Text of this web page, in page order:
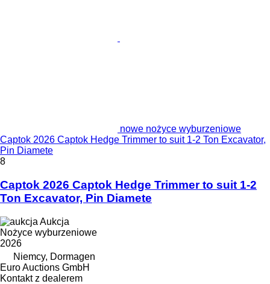
nowe nożyce wyburzeniowe
Captok 2026 Captok Hedge Trimmer to suit 1-2 Ton Excavator,
Pin Diamete
8
Captok 2026 Captok Hedge Trimmer to suit 1-2
Ton Excavator, Pin Diamete
Aukcja
Nożyce wyburzeniowe
2026
Niemcy, Dormagen
Euro Auctions GmbH
Kontakt z dealerem